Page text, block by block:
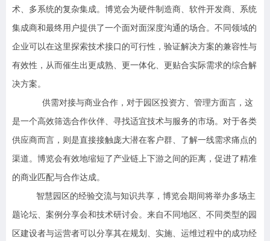
术、多系统的复杂集成。博览会为硬件制造商、软件开发商、系统
集成商和最终用户提供了一个面对面深度沟通的场合。不同领域的
企业可以在这里探索技术接口的可行性，验证解决方案的兼容性与
有效性，从而催生出更成熟、更一体化、更贴合实际需求的综合解
决方案。
供需对接与商业合作，对于园区投资方、管理方面言，这
是一个高效筛选合作伙伴、寻找适宜技术与服务的市场。对于各类
供应商而言，则是直接接触庞大潜在客户群、了解一线需求痛点的
渠道。博览会有效地缩短了产业链上下游之间的距离，促进了精准
的商业匹配与合作达成。
智慧园区的经验交流与知识共享，博览会期间将举办多场主
题论坛、案例分享会和技术研讨会。来自不同地区、不同类型的园
区建设者与运营者可以分享其在规划、实施、运维过程中的成功经